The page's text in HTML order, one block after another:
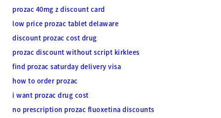
prozac 40mg z discount card
low price prozac tablet delaware
discount prozac cost drug
prozac discount without script kirklees
find prozac saturday delivery visa
how to order prozac
i want prozac drug cost
no prescription prozac fluoxetina discounts